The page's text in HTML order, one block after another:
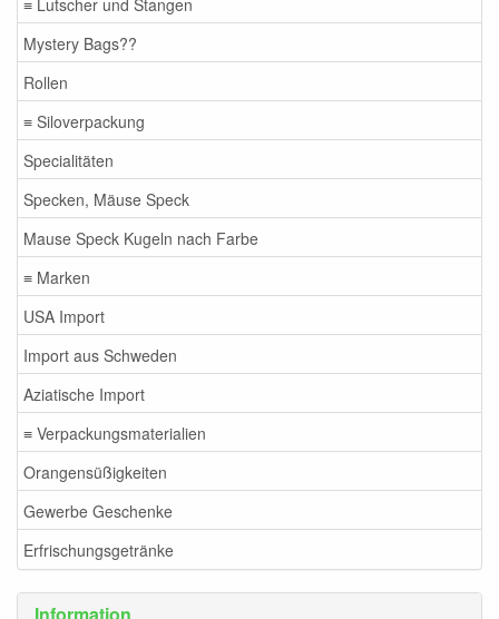
Mystery Bags??
Rollen
≡ Siloverpackung
Specialitäten
Specken, Mäuse Speck
Mause Speck Kugeln nach Farbe
≡ Marken
USA Import
Import aus Schweden
Aziatische Import
≡ Verpackungsmaterialien
Orangensüßigkeiten
Gewerbe Geschenke
Erfrischungsgetränke